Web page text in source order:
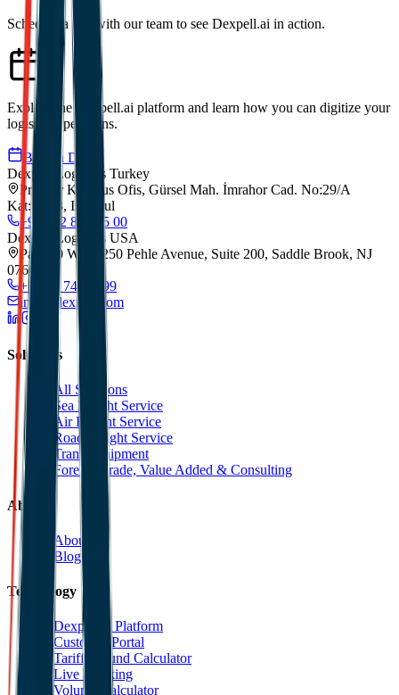
Schedule a call with our team to see Dexpell.ai in action.
Explore the Dexpell.ai platform and learn how you can digitize your
logistics operations.
Book a Demo
Dexpell Logistics Turkey
Premier Kampus Ofis, Gürsel Mah. İmrahor Cad. No:29/A
Kat:5/173, Istanbul
+90 212 852 55 00
Dexpell Logistics USA
Park 80 West, 250 Pehle Avenue, Suite 200, Saddle Brook, NJ
07663
+1 201 744 2499
info@dexpell.com
Solutions
All Solutions
Sea Freight Service
Air Freight Service
Road Freight Service
Transit Shipment
Foreign Trade, Value Added & Consulting
About
About Us
Blog
Technology
Dexpell.ai Platform
Customer Portal
Tariff Refund Calculator
Live Tracking
Volume Calculator